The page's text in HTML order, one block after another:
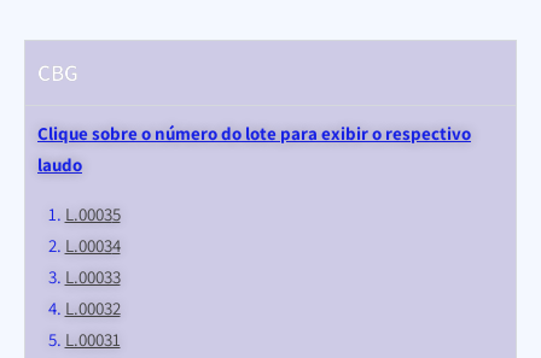
CBG
Clique sobre o número do lote para exibir o respectivo
laudo
L.00035
L.00034
L.00033
L.00032
L.00031